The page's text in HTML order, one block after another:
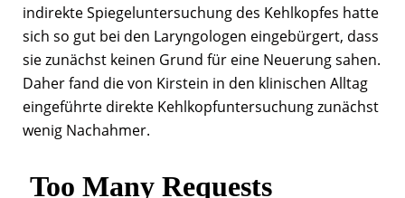
indirekte Spiegeluntersuchung des Kehlkopfes hatte
sich so gut bei den Laryngologen eingebürgert, dass
sie zunächst keinen Grund für eine Neuerung sahen.
Daher fand die von Kirstein in den klinischen Alltag
eingeführte direkte Kehlkopfuntersuchung zunächst
wenig Nachahmer.